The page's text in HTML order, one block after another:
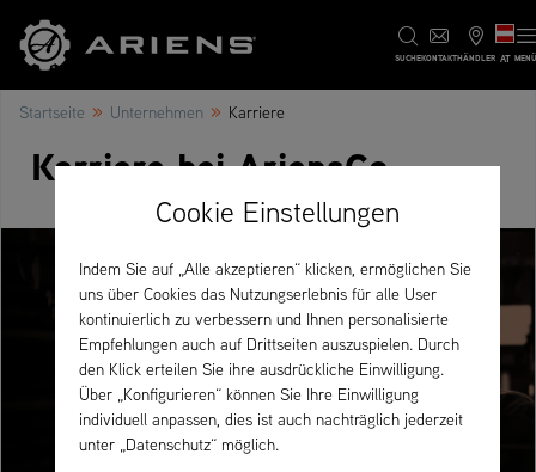
SUCHEKONTAKTHÄNDLER AT MENÜ
Startseite » Unternehmen » Karriere
Karriere bei AriensCo
Cookie Einstellungen
Indem Sie auf „Alle akzeptieren“ klicken, ermöglichen Sie
uns über Cookies das Nutzungserlebnis für alle User
kontinuierlich zu verbessern und Ihnen personalisierte
Empfehlungen auch auf Drittseiten auszuspielen. Durch
den Klick erteilen Sie ihre ausdrückliche Einwilligung.
Über „Konfigurieren“ können Sie Ihre Einwilligung
individuell anpassen, dies ist auch nachträglich jederzeit
unter „Datenschutz“ möglich.